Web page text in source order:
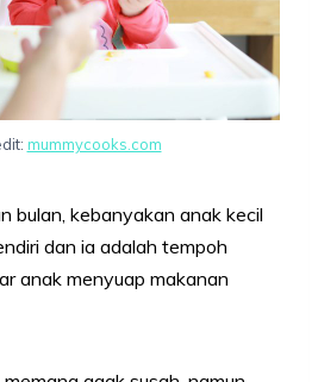
mummycooks.com
bulan, kebanyakan anak kecil
dan ia adalah tempoh
anak menyuap makanan